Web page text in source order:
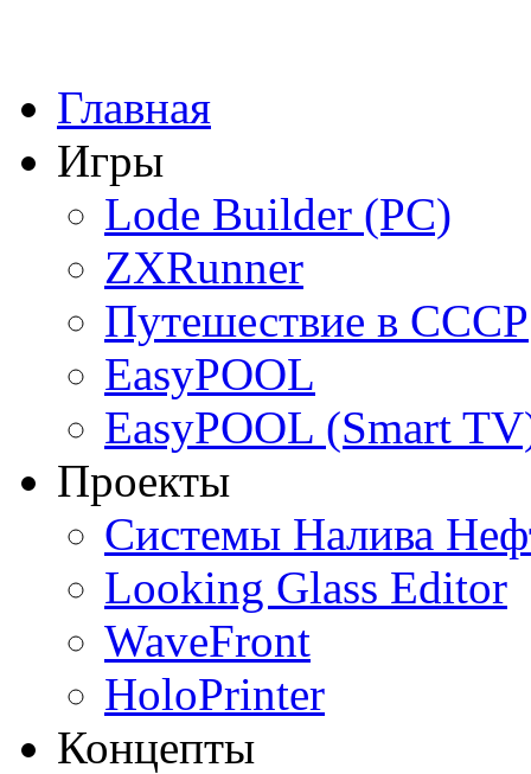
Главная
Игры
Lode Builder (PC)
ZXRunner
Путешествие в СССР
EasyPOOL
EasyPOOL (Smart
Проекты
Системы Налива
Looking Glass Editor
WaveFront
HoloPrinter
Концепты